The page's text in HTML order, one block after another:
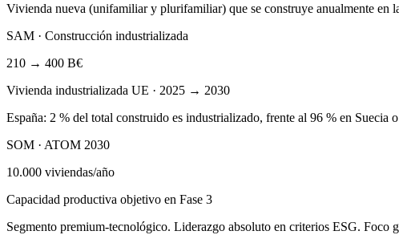
Vivienda nueva (unifamiliar y plurifamiliar) que se construye anualmente
SAM · Construcción industrializada
210 → 400 B€
Vivienda industrializada UE · 2025 → 2030
España: 2 % del total construido es industrializado, frente al 96 % en Suecia
SOM · ATOM 2030
10.000 viviendas/año
Capacidad productiva objetivo en Fase 3
Segmento premium-tecnológico. Liderazgo absoluto en criterios ESG.